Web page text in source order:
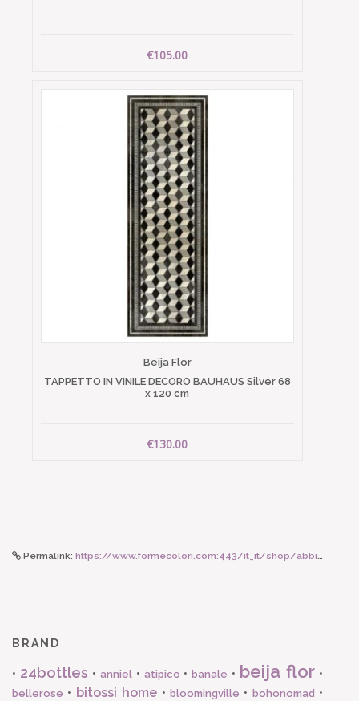
€105.00
Beija Flor
TAPPETTO IN VINILE DECORO BAUHAUS Silver 68
x 120 cm
€130.00
Permalink: https://www.formecolori.com:443/it_it/shop/abbigliamento_donna/sciarpe/moismont_sciarpa_india_n_764_earth/6407
BRAND
• 24bottles • anniel• atipico •banale • beija flor •
bellerose • bitossi home • bloomingville • bohonomad •